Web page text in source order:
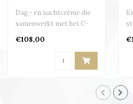
Dag,- en nachtcrème die
samenwerkt met het C-
€108,00